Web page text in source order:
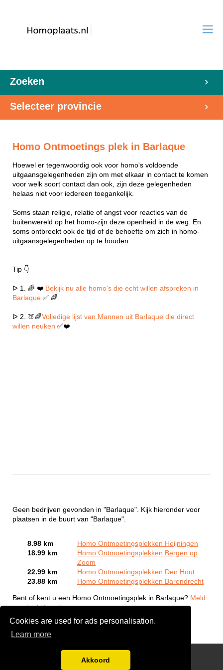
Cookies are used for ads personalisation.
Learn more
Akkoord
Zoeken
Selecteer provincie
Homo Ontmoetings plek in Barlaque
Hoewel er tegenwoordig ook voor homo's voldoende
uitgaansgelegenheden zijn om met elkaar in contact te komen
voor welk soort contact dan ook, zijn deze gelegenheden
helaas niet voor iedereen toegankelijk.
Soms staan religie, relatie of angst voor reacties van de
buitenwereld op het homo-zijn deze openheid in de weg. En
soms ontbreekt ook de tijd of de behoefte om zich in homo-
uitgaansgelegenheden op te houden.
Tip 👇
ᐅ 1. 🌈 ❤️ Bekijk nu alle homo's die echt willen afspreken in
Barlaque ✅ 🌈
ᐅ 2. 🍑🌈Volledige lijst van Mannen uit Barlaque die direct
willen neuken ✅❤️
Geen bedrijven gevonden in "Barlaque". Kijk hieronder voor
plaatsen in de buurt van "Barlaque".
8.98 km
Homo Ontmoetingsplekken Heijningen
18.99 km
Homo Ontmoetingsplekken Bergen op
Zoom
22.99 km
Homo Ontmoetingsplekken Den Hout
23.88 km
Homo Ontmoetingsplekken Barendrecht
Bent of kent u een Homo Ontmoetingsplek in Barlaque? Meld
een bedrijf gratis aan